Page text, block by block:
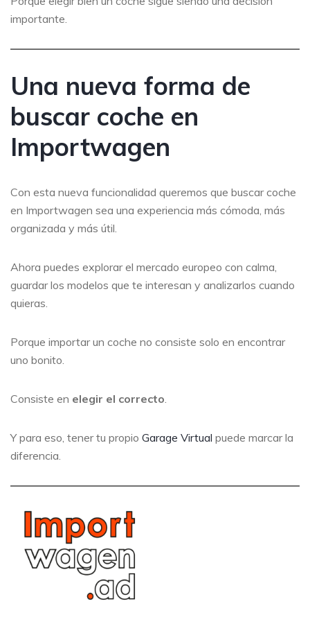
importante.
Una nueva forma de
buscar coche en
Importwagen
Con esta nueva funcionalidad queremos que buscar coche
en Importwagen sea una experiencia más cómoda, más
organizada y más útil.
Ahora puedes explorar el mercado europeo con calma,
guardar los modelos que te interesan y analizarlos cuando
quieras.
Porque importar un coche no consiste solo en encontrar
uno bonito.
Consiste en elegir el correcto
Y para eso, tener tu propio Garage Virtual puede marcar la
diferencia.